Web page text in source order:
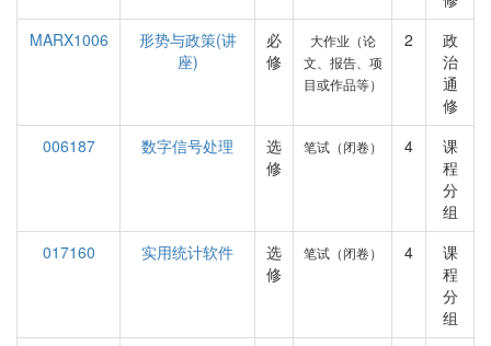
MARX1006
形势与政策(讲
座)
必
修
大作业（论
文、报告、项
目或作品等）
2
政
治
通
修
006187
数字信号处理
选
修
笔试（闭卷） 4
课
程
分
组
017160
实用统计软件
选
修
笔试（闭卷） 4
课
程
分
组